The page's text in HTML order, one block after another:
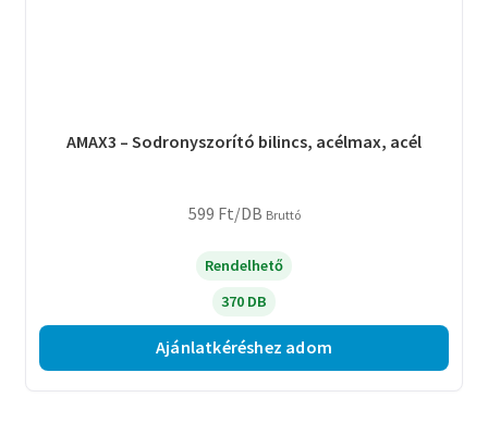
AMAX3 – Sodronyszorító bilincs, acélmax, acél
599 Ft/DB Bruttó
Rendelhető
370 DB
Ajánlatkéréshez adom